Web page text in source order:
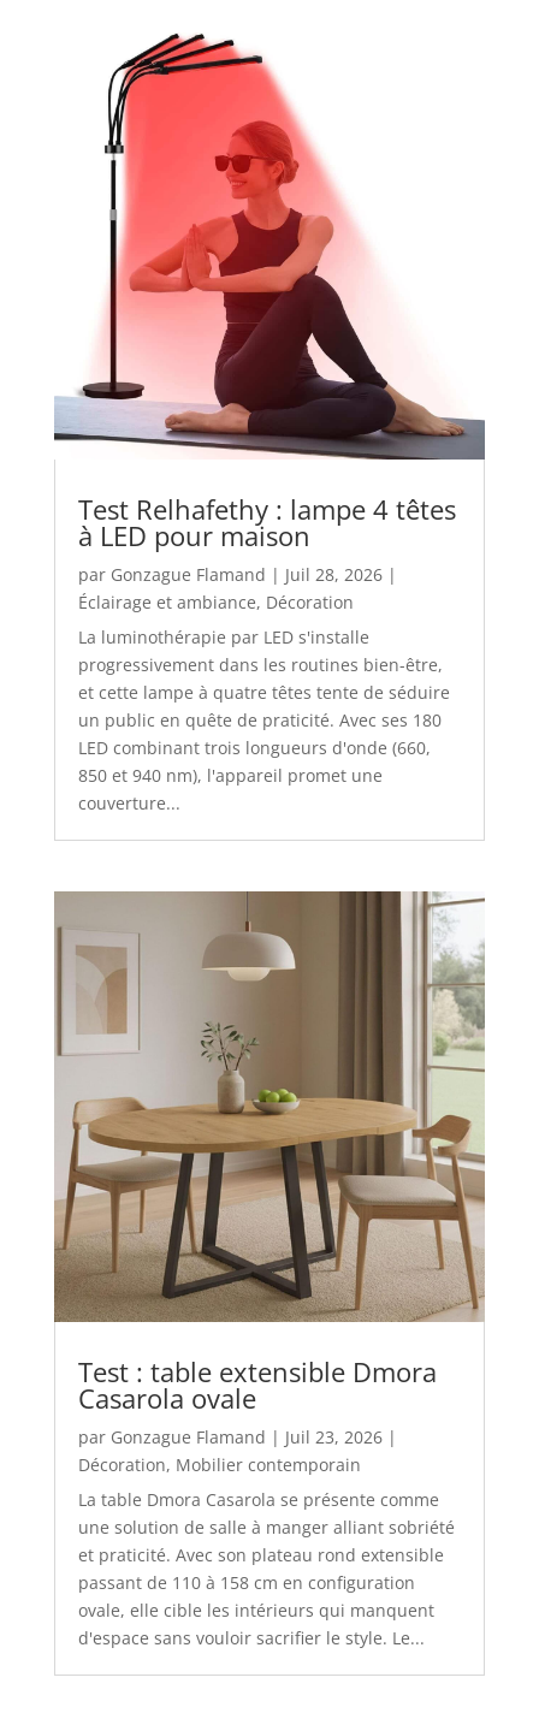
Test Relhafethy : lampe 4 têtes
à LED pour maison
par Gonzague Flamand | Juil 28, 2026|
Éclairage et ambiance, Décoration
La luminothérapie par LED s'installe
progressivement dans les routines bien-être,
et cette lampe à quatre têtes tente de séduire
un public en quête de praticité. Avec ses 180
LED combinant trois longueurs d'onde (660,
850 et 940 nm), l'appareil promet une
couverture...
Test : table extensible Dmora
Casarola ovale
par Gonzague Flamand | Juil 23, 2026|
Décoration, Mobilier contemporain
La table Dmora Casarola se présente comme
une solution de salle à manger alliant sobriété
et praticité. Avec son plateau rond extensible
passant de 110 à 158 cm en configuration
ovale, elle cible les intérieurs qui manquent
d'espace sans vouloir sacrifier le style. Le...